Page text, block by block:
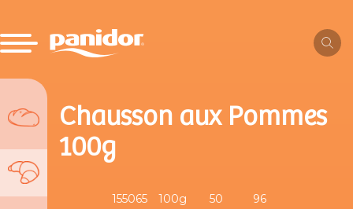
Chausson aux Pommes
100g
155065 100g 50 96